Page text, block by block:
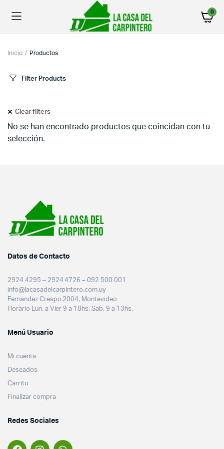
0
Inicio Productos
Filter Products
Clear filters
No se han encontrado productos que coincidan con tu
selección.
Datos de Contacto
2924 4295 – 2924 4726 – 092 500 001
info@lacasadelcarpintero.com.uy
Fernandez Crespo 2004, Montevideo
Horario Lun. a Vier 9 a 18hs. Sab. 9 a 13hs.
Menú Usuario
Mi cuenta
Deseados
Carrito
Finalizar compra
Redes Sociales